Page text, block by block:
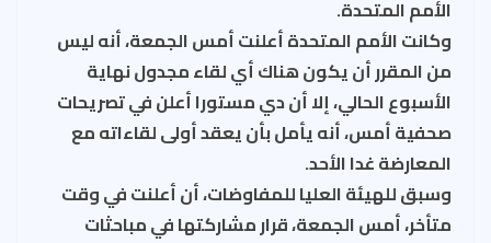
الأمم المتحدة.
وكانت الأمم المتحدة أعلنت أمس الجمعة، أنه ليس
من المقرر أن يكون هناك أي لقاء مجدول نهاية
الأسبوع الحالي، إلا أن دي مستورا أعلن في تصريحات
صحفية أمس، أنه يأمل بأن يعقد أولى لقاءاته مع
المعارضة غدا الأحد.
وسبق للهيئة العليا للمفاوضات، أن أعلنت في وقت
متأخر، أمس الجمعة، قرار مشاركتها في مباحثات